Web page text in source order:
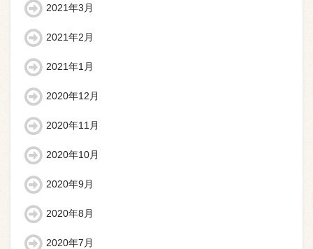
2021年3月
2021年2月
2021年1月
2020年12月
2020年11月
2020年10月
2020年9月
2020年8月
2020年7月